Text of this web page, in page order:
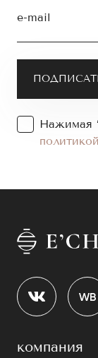
e-mail
Нажимая
компания